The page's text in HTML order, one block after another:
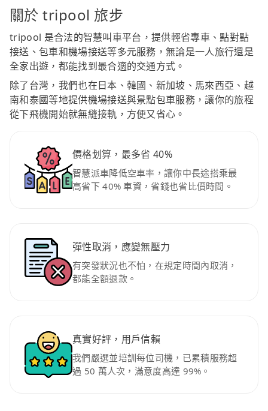
關於 tripool 旅步
tripool 是合法的智慧叫車平台，提供輕省專車、點對點
接送、包車和機場接送等多元服務，無論是一人旅行還是
全家出遊，都能找到最合適的交通方式。
除了台灣，我們也在日本、韓國、新加坡、馬來西亞、越
南和泰國等地提供機場接送與景點包車服務，讓你的旅程
從下飛機開始就無縫接軌，方便又省心。
價格划算，最多省 40%
智慧派車降低空車率，讓你中長途搭乘最
高省下 40% 車資，省錢也省比價時間。
彈性取消，應變無壓力
有突發狀況也不怕，在規定時間內取消，
都能全額退款。
真實好評，用戶信賴
我們嚴選並培訓每位司機，已累積服務超
過 50 萬人次，滿意度高達 99%。